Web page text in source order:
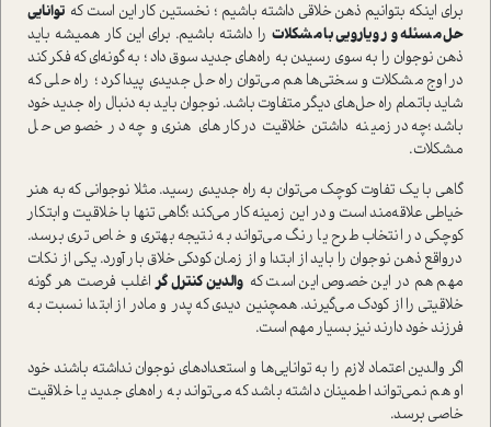
براي اينكه بتوانيم ذهن خلاقي داشته باشيم ؛ نخستين كار اين است كه توانايي
حل مسئله و رويارويي با مشكلات را داشته باشيم. براي اين كار هميشه بايد
ذهن نوجوان را به سوي رسيدن به راه‌هاي جديد سوق داد ؛ به گونه‌اي كه فكر كند
در اوج مشكلات و سختي‌ها هم مي‌توان راه حل جديدي ‌پيدا كرد ؛ راه حلي كه
شايد باتمام راه حل‌هاي ديگر متفاوت باشد. نوجوان بايد به دنبال راه جديد خود
باشد؛چه در زمينه داشتن خلاقيت در كارهاي هنري و چه در خصوص حل
مشكلات.
گاهي با يك تفاوت كوچك مي‌توان به راه جديدي رسيد. مثلا نوجواني كه به هنر
خياطي علاقه‌مند است و در اين زمينه كار مي‌كند ؛گاهي تنها با خلاقيت و ابتكار
كوچكي در انتخاب طرح يا رنگ مي‌تواند به نتيجه بهتري و خاص تري برسد.
درواقع ذهن نوجوان را بايد از ابتدا و از زمان كودكي خلاق بار آورد. يكي از نكات
مهم هم در اين خصوص اين است كه والدين كنترل گراغلب فرصت هر گونه
خلاقيتي را از كودك مي‌گيرند. همچنين ديدي كه پدر و مادر از ابتدا نسبت به
فرزند خود دارند نيز بسيار مهم است.
اگر والدين اعتماد لازم را به توانايي‌ها و استعدادهاي نوجوان نداشته باشند خود
او هم نمي‌تواند اطمينان داشته باشد كه مي‌تواند به راه‌هاي جديد يا خلاقيت
خاصي برسد.